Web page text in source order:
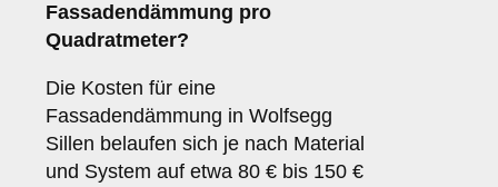
Fassadendämmung pro
Quadratmeter?
Die Kosten für eine
Fassadendämmung in Wolfsegg
Sillen belaufen sich je nach Material
und System auf etwa 80 € bis 150 €